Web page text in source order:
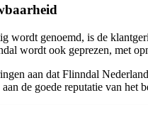
wordt genoemd, is de
wordt ook geprezen, met
aan dat Flinndal
de goede reputatie van